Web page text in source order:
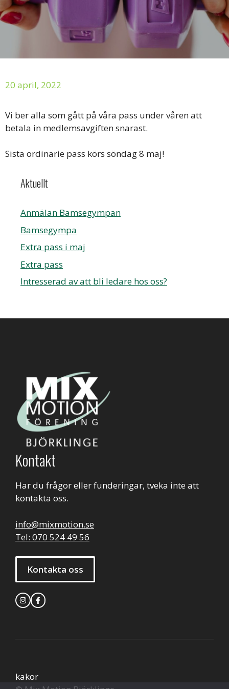
20 april, 2022
Vi ber alla som gått på våra pass under våren att
betala in medlemsavgiften snarast.
Sista ordinarie pass körs söndag 8 maj!
Aktuellt
Anmälan Bamsegympan
Bamsegympa
Extra pass i maj
Extra pass
Intresserad av att bli ledare hos oss?
Kontakt
Har du frågor eller funderingar, tveka inte att
kontakta oss.
info@mixmotion.se
Tel: 070 524 49 56
Kontakta oss
kakor